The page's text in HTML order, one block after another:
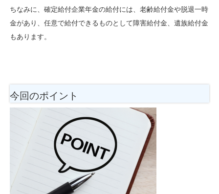
ちなみに、確定給付企業年金の給付には、老齢給付金や脱退一時
金があり、任意で給付できるものとして障害給付金、遺族給付金
もあります。
今回のポイント